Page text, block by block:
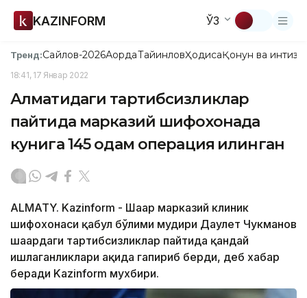
KAZINFORM ЎЗ
Тренд:Сайлов-2026АқордаТайинловҲодисаҚонун ва
18:41, 17 Январ 2022
Алматидаги тартибсизликлар
пайтида марказий шифохонада
кунига 145 одам операция қилинган
ALMATY. Kazinform - Шаҳар марказий клиник
шифохонаси қабул бўлими мудири Даулет Чукманов
шаҳардаги тартибсизликлар пайтида қандай
ишлаганликлари ҳақида гапириб берди, деб хабар
беради Kazinform мухбири.